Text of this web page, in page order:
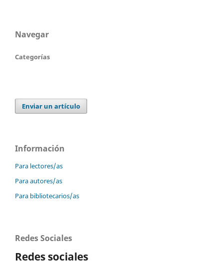
Navegar
Categorías
Enviar un artículo
Información
Para lectores/as
Para autores/as
Para bibliotecarios/as
Redes Sociales
Redes sociales